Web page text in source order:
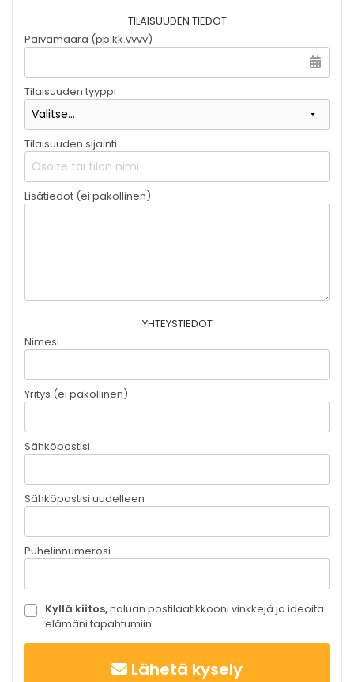
TILAISUUDEN TIEDOT
Päivämäärä (pp.kk.vvvv)
Tilaisuuden tyyppi
Tilaisuuden sijainti
Lisätiedot (ei pakollinen)
YHTEYSTIEDOT
Nimesi
Yritys (ei pakollinen)
Sähköpostisi
Sähköpostisi uudelleen
Puhelinnumerosi
Kyllä kiitos,haluan postilaatikkooni vinkkejä ja ideoita
elämäni tapahtumiin
Lähetä kysely